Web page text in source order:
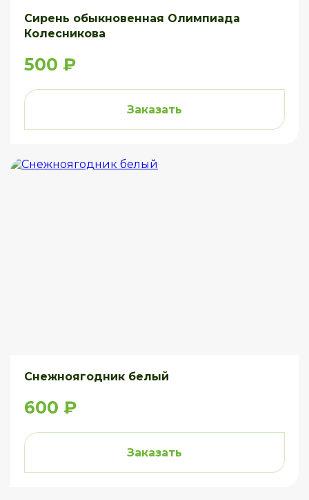
Сирень обыкновенная Олимпиада
Колесникова
500 ₽
Заказать
Снежноягодник белый
600 ₽
Заказать